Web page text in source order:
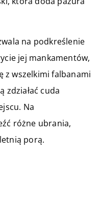
na podkreślenie
jej mankamentów,
z wszelkimi falbanami
zdziałać cuda
Na
różne ubrania,
porą.